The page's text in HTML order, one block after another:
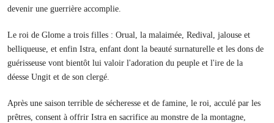
devenir une guerrière accomplie.
Le roi de Glome a trois filles : Orual, la malaimée, Redival, jalouse et
belliqueuse, et enfin Istra, enfant dont la beauté surnaturelle et les dons de
guérisseuse vont bientôt lui valoir l'adoration du peuple et l'ire de la
déesse Ungit et de son clergé.
Après une saison terrible de sécheresse et de famine, le roi, acculé par les
prêtres, consent à offrir Istra en sacrifice au monstre de la montagne,